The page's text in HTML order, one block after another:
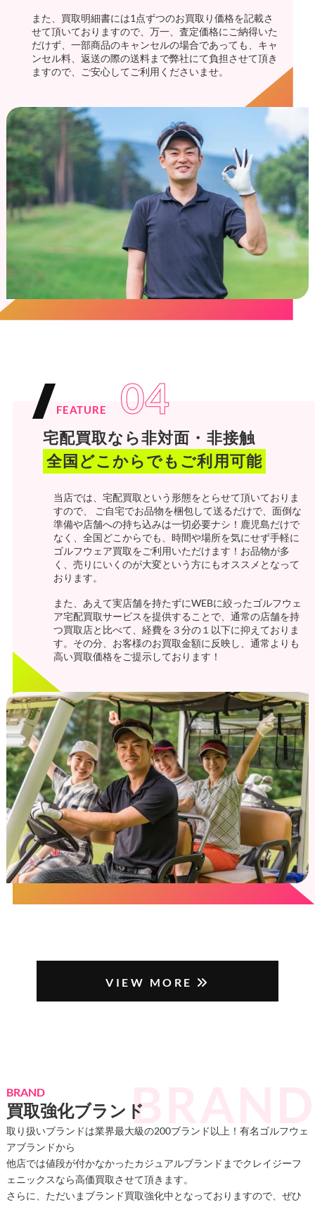
また、買取明細書には1点ずつのお買取り価格を記載さ
せて頂いておりますので、万一、査定価格にご納得いた
だけず、一部商品のキャンセルの場合であっても、キャ
ンセル料、返送の際の送料まで弊社にて負担させて頂き
ますので、ご安心してご利用くださいませ。
FEATURE 04
宅配買取なら非対面・非接触
全国どこからでもご利用可能
当店では、宅配買取という形態をとらせて頂いておりま
すので、 ご自宅でお品物を梱包して送るだけで、面倒な
準備や店舗への持ち込みは一切必要ナシ！鹿児島だけで
なく、全国どこからでも、時間や場所を気にせず手軽に
ゴルフウェア買取をご利用いただけます！お品物が多
く、売りにいくのが大変という方にもオススメとなって
おります。
また、あえて実店舗を持たずにWEBに絞ったゴルフウェ
ア宅配買取サービスを提供することで、通常の店舗を持
つ買取店と比べて、経費を３分の１以下に抑えておりま
す。その分、お客様のお買取金額に反映し、通常よりも
高い買取価格をご提示しております！
VIEW MORE
BRAND
買取強化ブランド
取り扱いブランドは業界最大級の200ブランド以上！有名ゴルフウェ
アブランドから
他店では値段が付かなかったカジュアルブランドまでクレイジーフ
ェニックスなら高価買取させて頂きます。
さらに、ただいまブランド買取強化中となっておりますので、ぜひ